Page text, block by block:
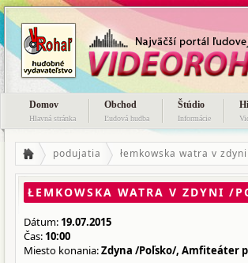
Domov
Hlavná stránka
Obchod
Ľudová hudba
Štúdio
Informácie
podujatia łemkowska watra v
ŁEMKOWSKA WATRA V ZDYNI /
Dátum: 19.07.2015
Čas: 10:00
Miesto konania:Zdyna /Poľsko/, Amfiteáter